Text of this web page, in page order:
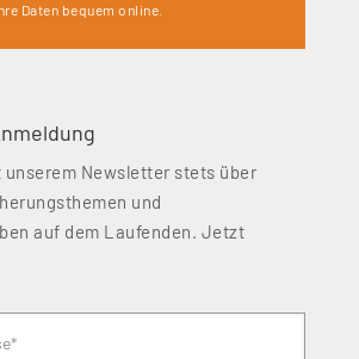
Daten bequem online.
unserem Newsletter stets über
und
auf dem Laufenden. Jetzt